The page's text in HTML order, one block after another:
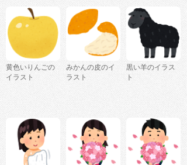
黄色いりんごの
イラスト
みかんの皮のイ
ラスト
黒い羊のイラス
ト